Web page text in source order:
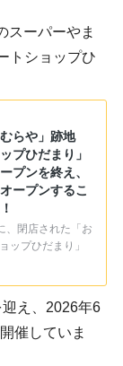
スーパーやま
トショップひ
らや」跡地
プひだまり」
プンを終え、
ープンするこ
、閉店された「お
ップひだまり」
え、2026年6
催していま